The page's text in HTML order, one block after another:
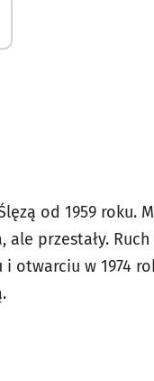
od 1959 roku.
ale przestały.
w 1974